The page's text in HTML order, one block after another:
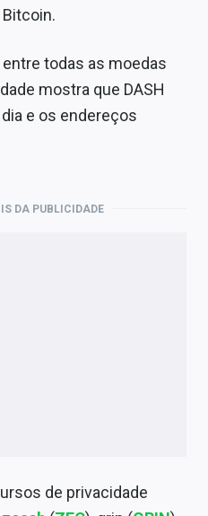
todas as moedas
mostra que DASH
e os endereços
DA PUBLICIDADE
de privacidade